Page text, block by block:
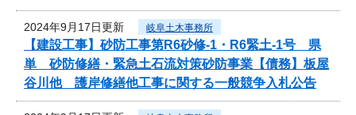
2024年9月17日更新 岐阜土木事務所
【建設工事】砂防工事第R6砂修-1・R6緊土-1号 県
単 砂防修繕・緊急土石流対策砂防事業【債務】板屋
谷川他 護岸修繕他工事に関する一般競争入札公告